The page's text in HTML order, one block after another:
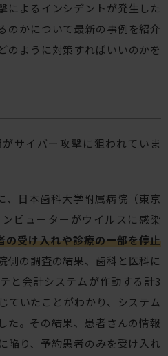
によるインシデントが発生した
のかについて最新の事例を紹介
のように対策すればいいのかを
サイバー攻撃に狙われていま
、日本歯科大学附属病院（東京
ピューターがウイルスに感染
の受け入れや診療の一部を停止
側の調査の結果、歯科と医科に
と会計システムが作動する計3
ていたことがわかり、システム
た。その結果、患者さんの情報
陥り、予約患者のみを受け入れ